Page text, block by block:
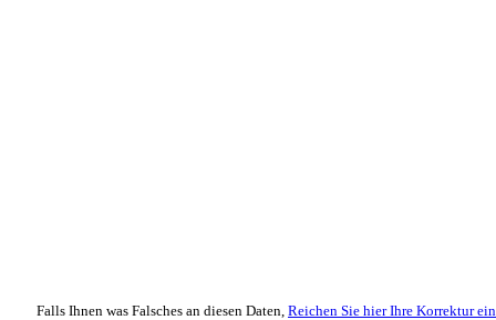
Falls Ihnen was Falsches an diesen Daten, Reichen Sie hier Ihre Korrektur ein